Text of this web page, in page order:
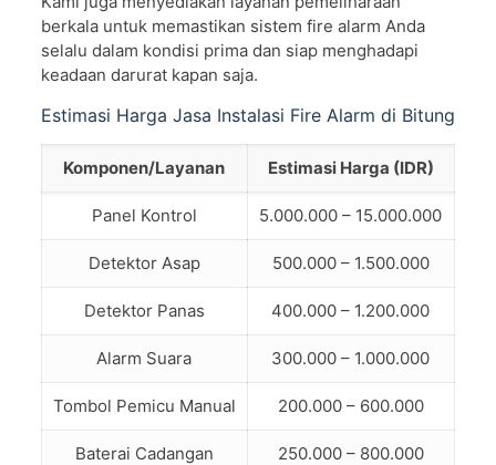
berkala untuk memastikan sistem fire alarm Anda
selalu dalam kondisi prima dan siap menghadapi
keadaan darurat kapan saja.
Estimasi Harga Jasa Instalasi Fire Alarm di Bitung
Komponen/Layanan Estimasi Harga (IDR)
Panel Kontrol 5.000.000 – 15.000.000
Detektor Asap 500.000 – 1.500.000
Detektor Panas 400.000 – 1.200.000
Alarm Suara 300.000 – 1.000.000
Tombol Pemicu Manual 200.000 – 600.000
Baterai Cadangan 250.000 – 800.000